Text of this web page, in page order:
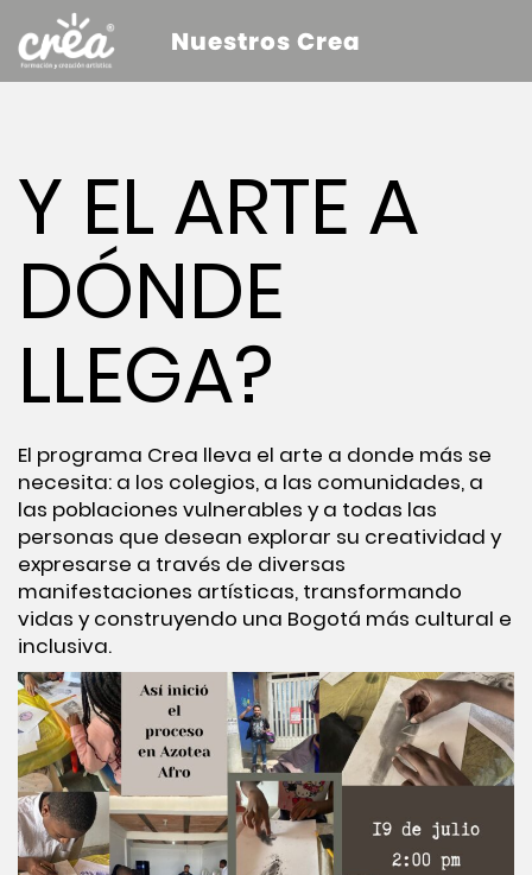
Nuestros Crea
Y EL ARTE A
DÓNDE
LLEGA?
El programa Crea lleva el arte a donde más se
necesita: a los colegios, a las comunidades, a
las poblaciones vulnerables y a todas las
personas que desean explorar su creatividad y
expresarse a través de diversas
manifestaciones artísticas, transformando
vidas y construyendo una Bogotá más cultural e
inclusiva.